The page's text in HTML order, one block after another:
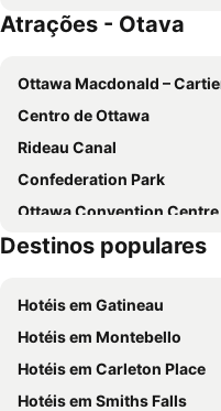
Homewood Suites by Hilton Ottawa Downtown
Ottawa Embassy Hotel &
Cartier Place Suite Hotel
The Metcalfe Hotel
Wyndham Gatineau-Ottawa & Conference Centre
Days Inn by Wyndham Ottawa Airport
The Westin Ottawa
Le Germain Hotel Ottawa
Auberge de la Gare
Atrações - Otava
Ottawa Macdonald – Cartier International
Centro de Ottawa
Rideau Canal
Confederation Park
Ottawa Convention Centre
Parc de la Gatineau
Museu Canadense de
Destinos populares
Hotéis em Gatineau
Hotéis em Montebello
Hotéis em Carleton Place
Hotéis em Smiths Falls